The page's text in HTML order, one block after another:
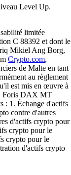
Level Up.
limitée
C 88392 et dont le
Mikiel Ang Borg,
Crypto.com,
de Malte en tant
au règlement
est mis en œuvre à
Foris DAX MT
: 1. Échange d'actifs
contre d'autres
d'actifs crypto pour
crypto pour le
crypto pour le
d'actifs crypto